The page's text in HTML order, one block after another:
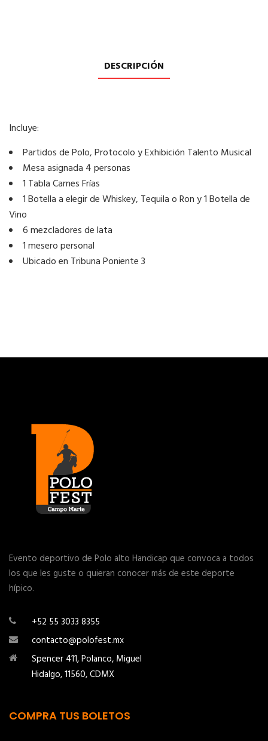
DESCRIPCIÓN
Incluye:
Partidos de Polo, Protocolo y Exhibición Talento Musical
Mesa asignada 4 personas
1 Tabla Carnes Frías
1 Botella a elegir de Whiskey, Tequila o Ron y 1 Botella de
Vino
6 mezcladores de lata
1 mesero personal
Ubicado en Tribuna Poniente 3
Evento deportivo de Polo alto Handicap que convoca a todos
los que les guste o quieran conocer más de este deporte
hípico.
+52 55 3033 8355
contacto@polofest.mx
Spencer 411, Polanco, Miguel
Hidalgo, 11560, CDMX
COMPRA TUS BOLETOS